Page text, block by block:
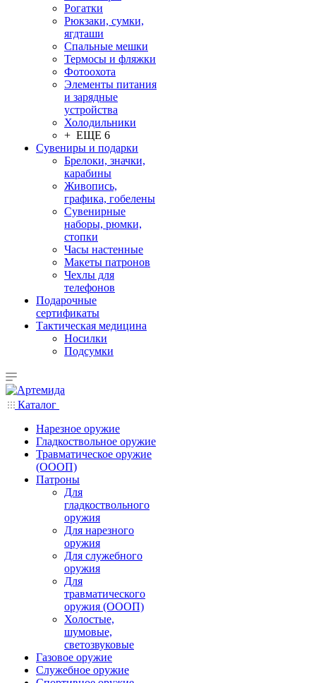
Рогатки
Рюкзаки, сумки,
ягдташи
Спальные мешки
Термосы и фляжки
Фотоохота
Элементы питания
и зарядные
устройства
Холодильники
+ ЕЩЕ 6
Сувениры и подарки
Брелоки, значки,
карабины
Живопись,
графика, гобелены
Сувенирные
наборы, рюмки,
стопки
Часы настенные
Макеты патронов
Чехлы для
телефонов
Подарочные
сертификаты
Тактическая медицина
Носилки
Подсумки
Каталог
Нарезное оружие
Гладкоствольное оружие
Травматическое оружие
(ОООП)
Патроны
Для
гладкоствольного
оружия
Для нарезного
оружия
Для служебного
оружия
Для
травматического
оружия (ОООП)
Холостые,
шумовые,
светозвуковые
Газовое оружие
Служебное оружие